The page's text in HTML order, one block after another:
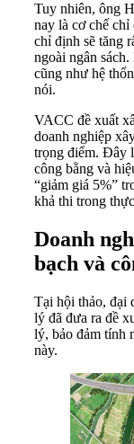
Tuy nhiên, ông
nay là cơ chế
chỉ định sẽ tăng
ngoài ngân
cũng như hệ
nói.
VACC đề xuất
doanh nghiệp
trọng điểm. Đây
công bằng và
“giảm giá 5%”
khả thi trong
Doanh
bạch và
Tại hội thảo, đại
lý đã đưa ra đề
lý, bảo đảm tính
này.